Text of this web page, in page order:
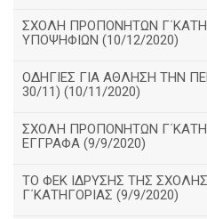
ΣΧΟΛΗ ΠΡΟΠΟΝΗΤΩΝ
ΥΠΟΨΗΦΙΩΝ (10/12/2020)
ΟΔΗΓΙΕΣ ΓΙΑ ΑΘΛΗΣΗ ΤΗΝ
30/11) (10/11/2020)
ΣΧΟΛΗ ΠΡΟΠΟΝΗΤΩΝ
ΕΓΓΡΑΦΑ (9/9/2020)
TO ΦΕΚ ΙΔΡΥΣΗΣ ΤΗΣ
Γ΄ΚΑΤΗΓΟΡΙΑΣ (9/9/2020)